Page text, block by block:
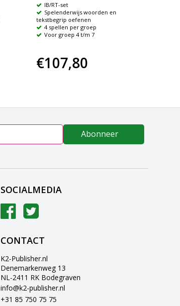
IB/RT-set
Spelenderwijs woorden en
tekstbegrip oefenen
4 spellen per groep
Voor groep 4 t/m 7
€107,80
Abonneer
SOCIALMEDIA
CONTACT
K2-Publisher.nl
Denemarkenweg 13
NL-2411 RK Bodegraven
info@k2-publisher.nl
+31 85 750 75 75